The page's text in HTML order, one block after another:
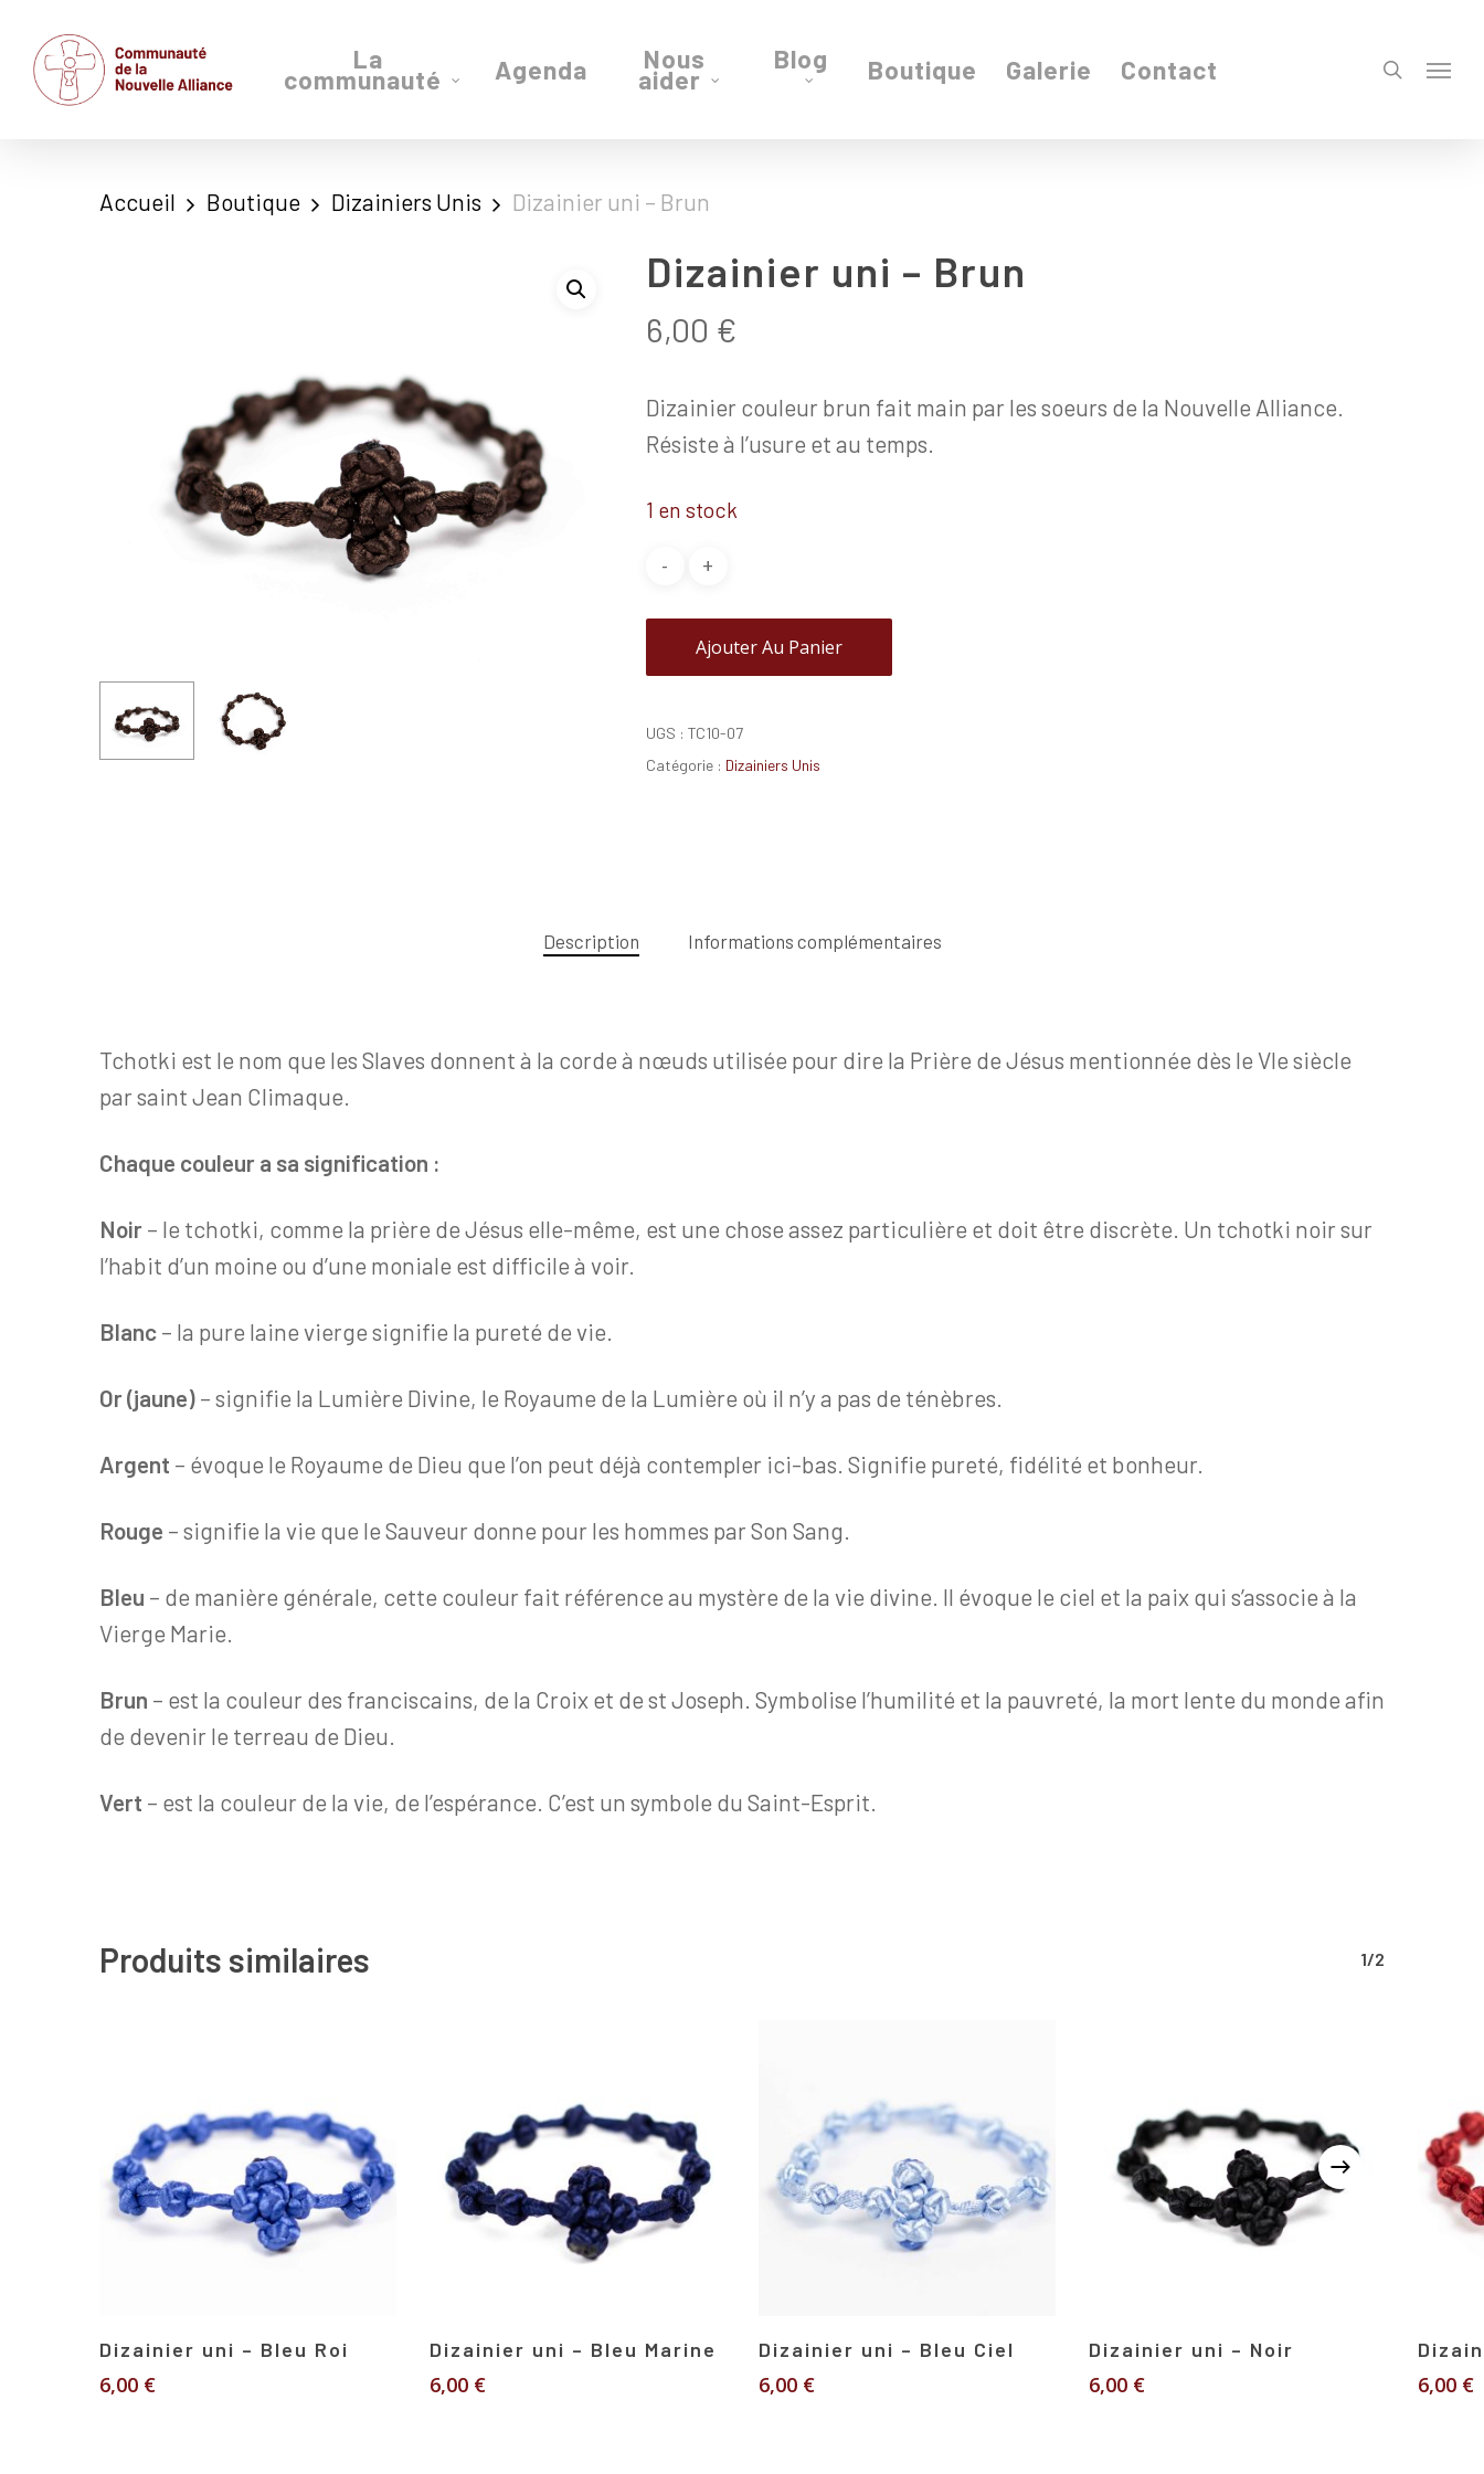
main
La
communauté Agenda Nous
aider
Blog Boutique Galerie Contact search
Menu
Accueil Boutique Dizainiers Unis Dizainier uni – Brun
Dizainier uni – Brun
6,00 €
Dizainier couleur brun fait main par les soeurs de la Nouvelle Alliance.
Résiste à l’usure et au temps.
1 en stock
Ajouter Au Panier
UGS : TC10-07
Catégorie : Dizainiers Unis
Description Informations complémentaires
Tchotki est le nom que les Slaves donnent à la corde à nœuds utilisée pour dire la Prière de Jésus mentionnée dès le VIe siècle
par saint Jean Climaque.
Chaque couleur a sa signification :
Noir – le tchotki, comme la prière de Jésus elle-même, est une chose assez particulière et doit être discrète. Un tchotki noir sur
l’habit d’un moine ou d’une moniale est difficile à voir.
Blanc – la pure laine vierge signifie la pureté de vie.
Or (jaune) – signifie la Lumière Divine, le Royaume de la Lumière où il n’y a pas de ténèbres.
Argent – évoque le Royaume de Dieu que l’on peut déjà contempler ici-bas. Signifie pureté, fidélité et bonheur.
Rouge – signifie la vie que le Sauveur donne pour les hommes par Son Sang.
Bleu – de manière générale, cette couleur fait référence au mystère de la vie divine. Il évoque le ciel et la paix qui s’associe à la
Vierge Marie.
Brun – est la couleur des franciscains, de la Croix et de st Joseph. Symbolise l’humilité et la pauvreté, la mort lente du monde afin
de devenir le terreau de Dieu.
Vert – est la couleur de la vie, de l’espérance. C’est un symbole du Saint-Esprit.
Produits similaires 1/2
Dizainier uni – Bleu Roi
6,00 €
Dizainier uni – Bleu Marine
6,00 €
Dizainier uni – Bleu Ciel
6,00 €
Dizainier uni – Noir
6,00 € 6,00 €